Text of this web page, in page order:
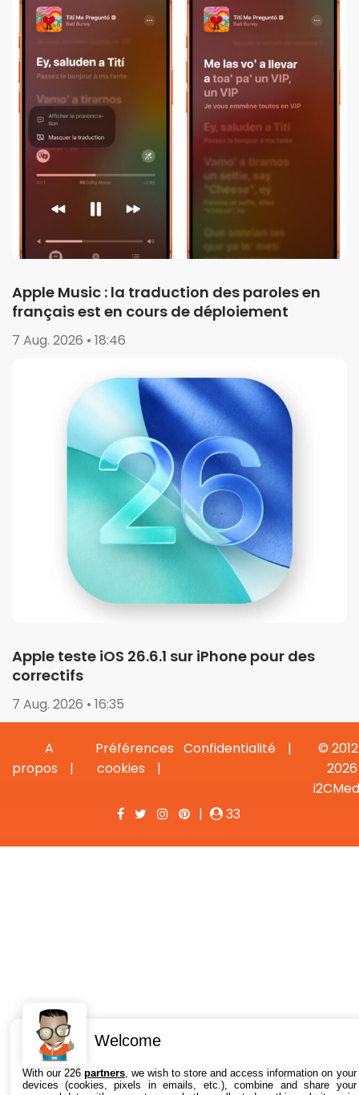
Apple Music : la traduction des paroles en
français est en cours de déploiement
7 Aug. 2026 • 18:46
Apple teste iOS 26.6.1 sur iPhone pour des
correctifs
7 Aug. 2026 • 16:35
A
propos
Préférences
cookies
Confidentialité
©
2026
|
33
Welcome
With our 226 partners, we wish to store and access information on your
devices (cookies, pixels in emails, etc.), combine and share your